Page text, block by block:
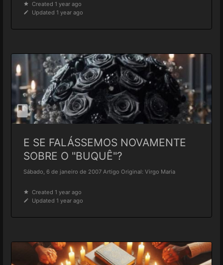
Created 1 year ago
Updated 1 year ago
E SE FALÁSSEMOS NOVAMENTE
SOBRE O "BUQUÊ"?
Sábado, 6 de janeiro de 2007 Artigo Original: Virgo Maria
Created 1 year ago
Updated 1 year ago